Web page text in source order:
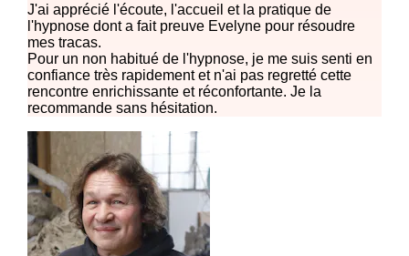
J'ai apprécié l'écoute, l'accueil et la pratique de
l'hypnose dont a fait preuve Evelyne pour résoudre
mes tracas.
Pour un non habitué de l'hypnose, je me suis senti en
confiance très rapidement et n'ai pas regretté cette
rencontre enrichissante et réconfortante. Je la
recommande sans hésitation.